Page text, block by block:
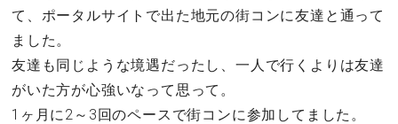
て、ポータルサイトで出た地元の街コンに友達と通って
ました。
友達も同じような境遇だったし、一人で行くよりは友達
がいた方が心強いなって思って。
1ヶ月に2～3回のペースで街コンに参加してました。